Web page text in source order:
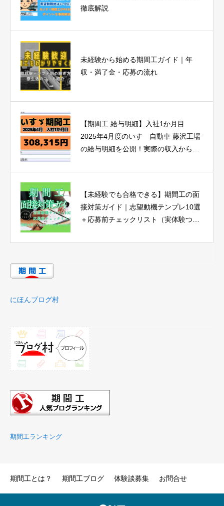
徹底解説
未経験から始める期間工ガイド｜年
収・満了金・応募の流れ
【期間工 給与明細】入社1か月目
2025年4月度のいすゞ自動車 藤沢工場
の給与明細を公開！実際の収入から見
【未経験でも合格できる】期間工の面
接対策ガイド｜志望動機テンプレ10選
＋応募前チェックリスト（実体験つ
にほんブログ村
期間工ランキング
期間工とは？ 期間工ブログ 体験談募集 お問合せ